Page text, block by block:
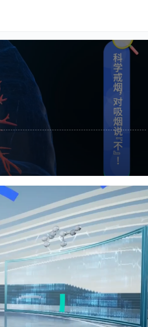
能化诊疗技术学术会议 解锁数字诊疗新未来